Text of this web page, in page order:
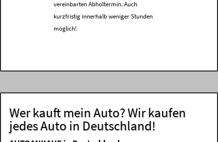
vereinbarten Abholtermin. Auch
kurzfristig innerhalb weniger Stunden
möglich!
Wer kauft mein Auto? Wir kaufen
jedes Auto in Deutschland!